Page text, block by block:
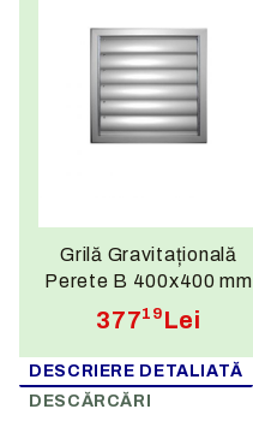
Grilă Gravitațională
Perete B 400x400 mm
37719 Lei
DESCRIERE DETALIATĂ
DESCĂRCĂRI